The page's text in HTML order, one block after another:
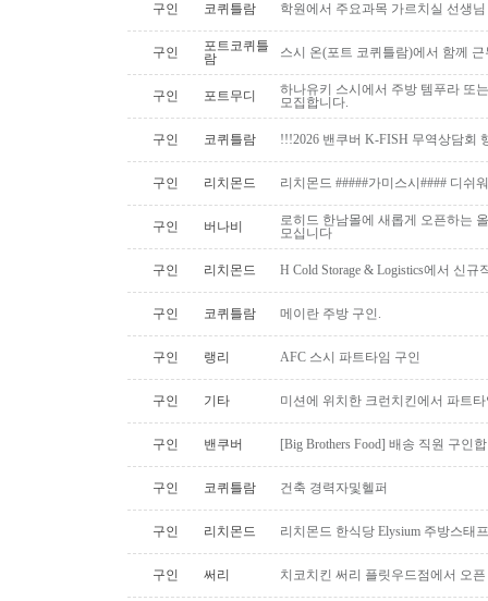
구인 코퀴틀람 학원에서 주요과목 가르치실 선생
구인
포트코퀴틀
람
스시 온(포트 코퀴틀람)에서 함께
구인 포트무디
하나유키 스시에서 주방 템푸라 또
모집합니다.
구인 코퀴틀람 !!!2026 밴쿠버 K-FISH 무역상담회
구인 리치몬드 리치몬드 #####가미스시#### 디쉬
구인 버나비
로히드 한남몰에 새롭게 오픈하는
모십니다
구인 리치몬드 H Cold Storage & Logistics에서 신규
구인 코퀴틀람 메이란 주방 구인.
구인 랭리 AFC 스시 파트타임 구인
구인 기타 미션에 위치한 크런치킨에서 파트
구인 밴쿠버 [Big Brothers Food] 배송 직원 구인
구인 코퀴틀람 건축 경력자및헬퍼
구인 리치몬드 리치몬드 한식당 Elysium 주방스태
구인 써리 치코치킨 써리 플릿우드점에서 오